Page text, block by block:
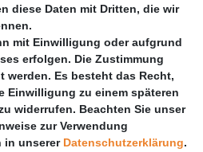
diese Daten mit Dritten, die wir
mit Einwilligung oder aufgrund
erfolgen. Die Zustimmung
werden. Es besteht das Recht,
Einwilligung zu einem späteren
widerrufen. Beachten Sie unser
zur Verwendung
in unserer Daten­schutz­erklärung.